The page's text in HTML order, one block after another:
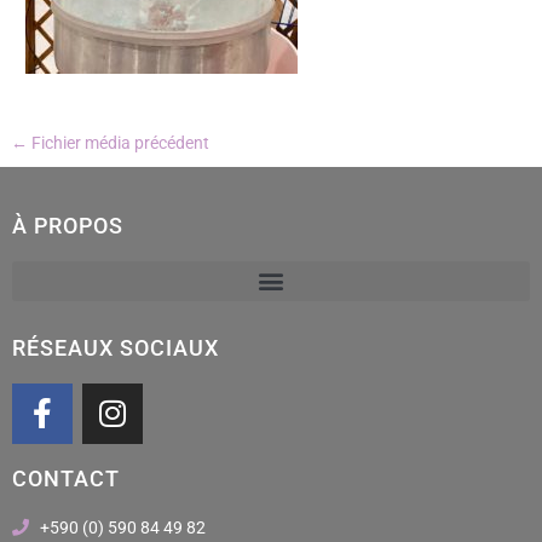
← Fichier média précédent
À PROPOS
RÉSEAUX SOCIAUX
F
a
e
b
I
n
t
a
CONTACT
+590 (0) 590 84 49 82